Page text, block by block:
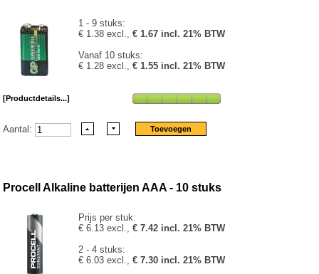
1 - 9 stuks:
€ 1.38 excl.,€ 1.67 incl. 21% BTW
Vanaf 10 stuks:
€ 1.28 excl.,€ 1.55 incl. 21% BTW
[Productdetails...]
Aantal:
Procell Alkaline batterijen AAA - 10 stuks
Prijs per stuk:
€ 6.13 excl.,€ 7.42 incl. 21% BTW
2 - 4 stuks:
€ 6.03 excl.,€ 7.30 incl. 21% BTW